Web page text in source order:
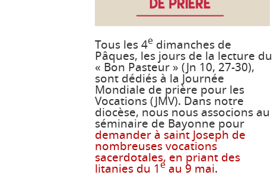
Tous les 4e dimanches de
Pâques, les jours de la lecture du
« Bon Pasteur » (Jn 10, 27-30),
sont dédiés à la Journée
Mondiale de prière pour les
Vocations (JMV). Dans notre
diocèse, nous nous associons au
séminaire de Bayonne pour
demander à saint Joseph de
nombreuses vocations
sacerdotales, en priant des
litanies du 1 e au 9 mai.